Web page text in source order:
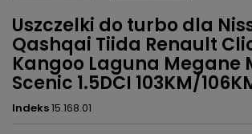
Uszczelki do turbo dla
Qashqai Tiida Renault
Kangoo Laguna Megane
Scenic 1.5DCI 103KM/
Indeks15.168.01